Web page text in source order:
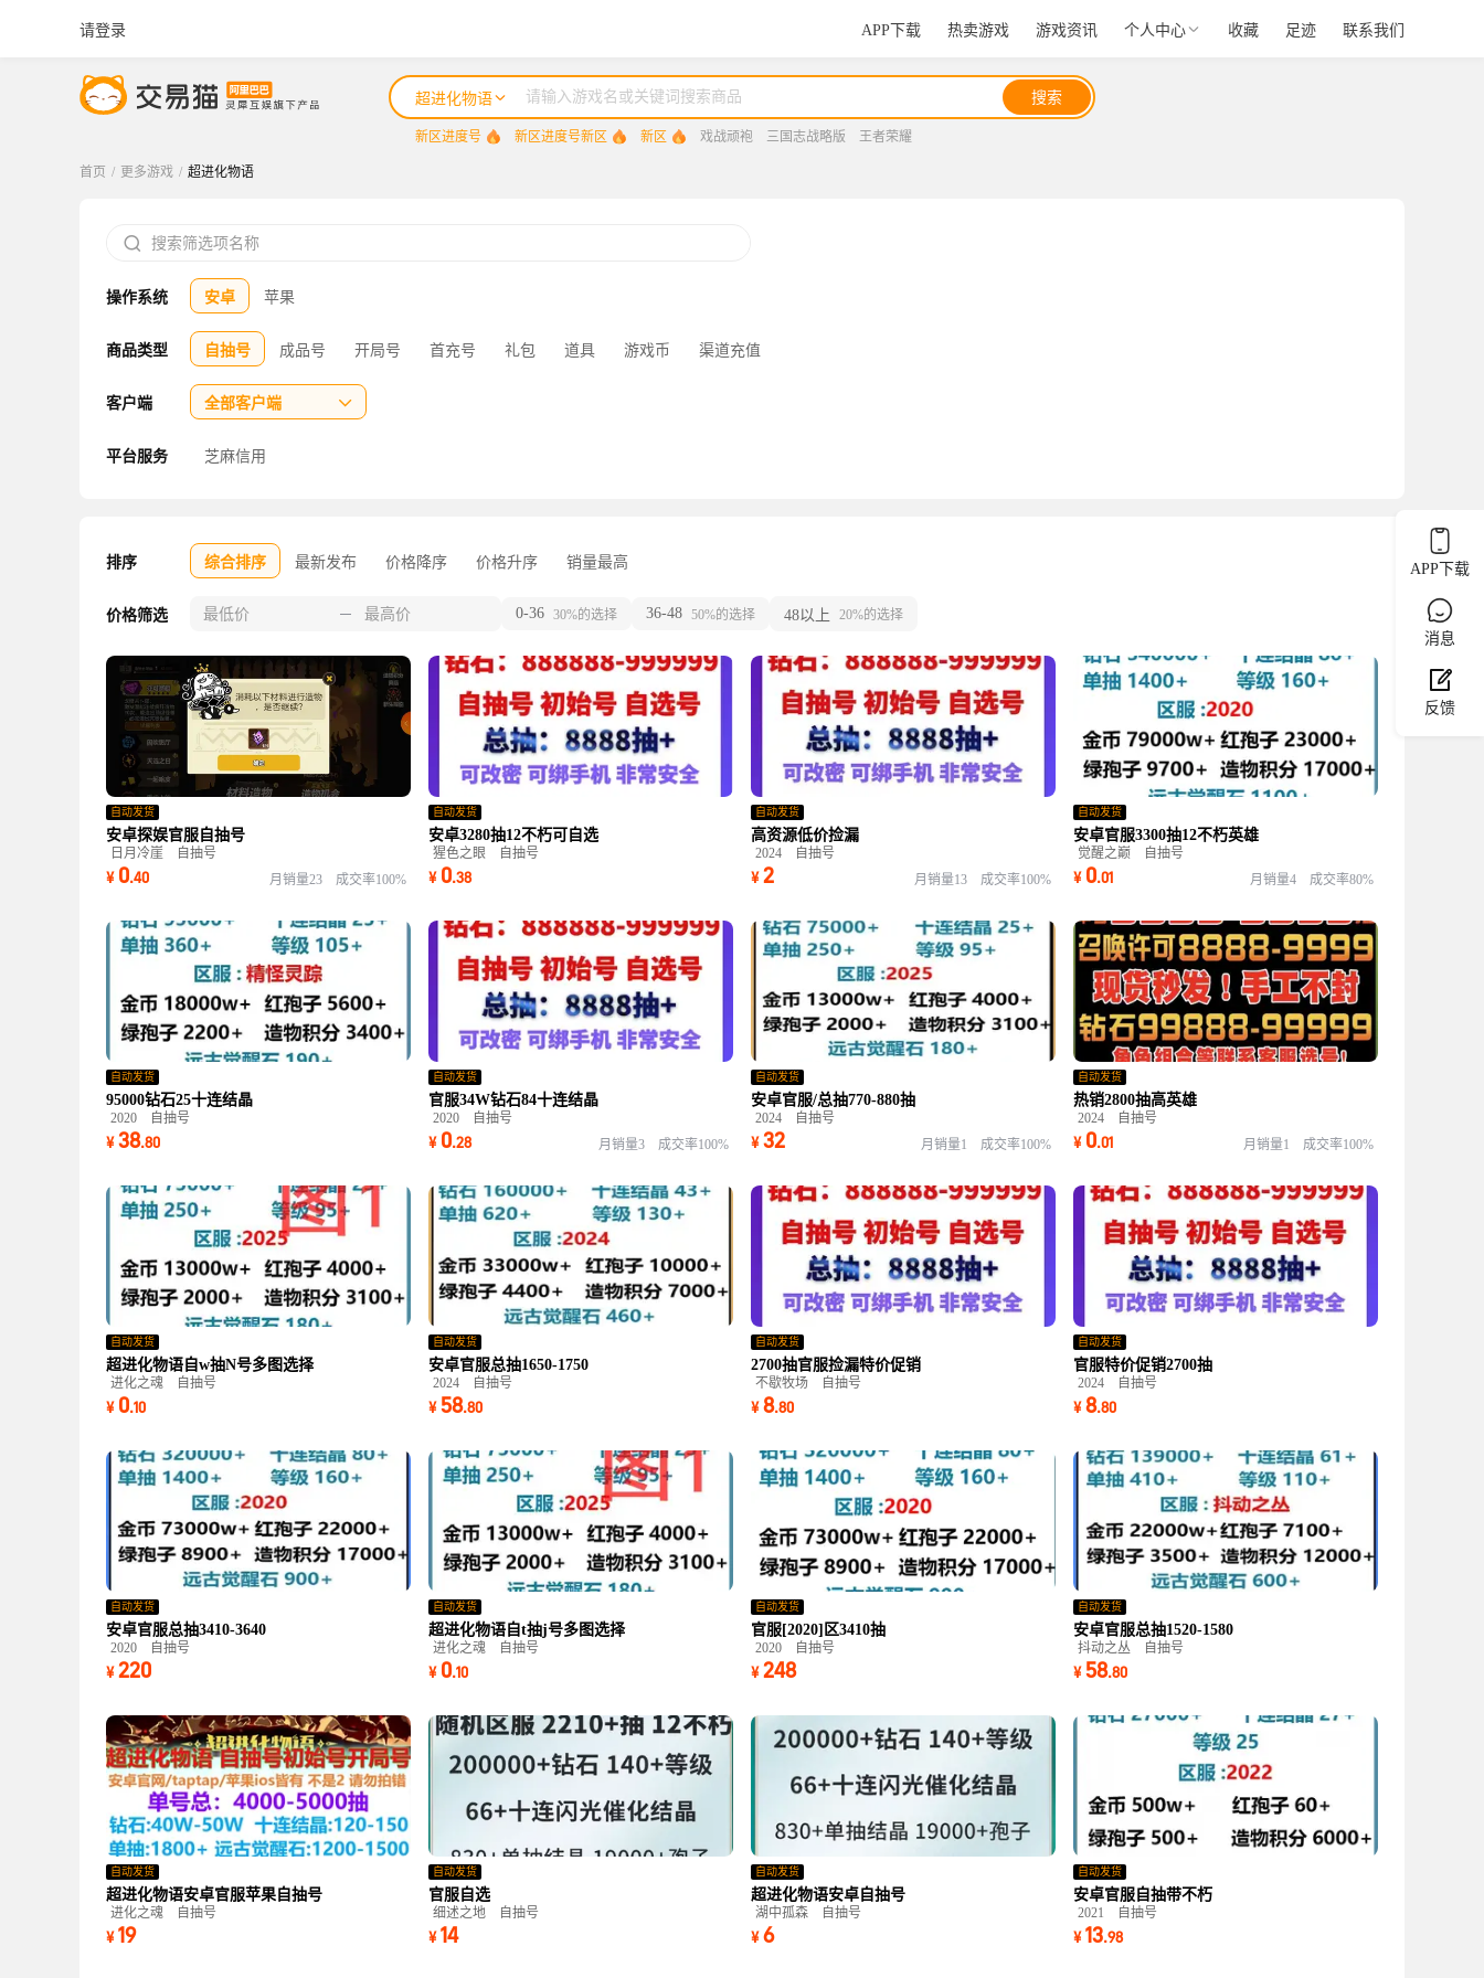
APP下载
消息
反馈
请登录 APP下载 热卖游戏 游戏资讯 个人中心 收藏 足迹 联系我们
超进化物语 搜索
新区进度号 新区进度号新区 新区 戏战顽袍 三国志战略版 王者荣耀
戏战顽袍 三角洲行动
首页 / 更多游戏 / 超进化物语

操作系统 安卓 苹果
商品类型 自抽号 成品号 开局号 首充号 礼包 道具 游戏币 渠道充值
客户端 全部客户端 
平台服务 芝麻信用
排序 综合排序 最新发布 价格降序 价格升序 销量最高
价格筛选 0-36 30%的选择 36-48 50%的选择 48以上 20%的选择
自动发货
安卓探娱官服自抽号
日月冷崖 自抽号
¥ 0.40 月销量23 成交率100%
自动发货
安卓3280抽12不朽可自选
猩色之眼 自抽号
¥ 0.38
自动发货
高资源低价捡漏
2024 自抽号
¥ 2 月销量13 成交率100%
自动发货
安卓官服3300抽12不朽英雄
觉醒之巅 自抽号
¥ 0.01 月销量4 成交率80%
自动发货
95000钻石25十连结晶
2020 自抽号
¥ 38.80
自动发货
官服34W钻石84十连结晶
2020 自抽号
¥ 0.28 月销量3 成交率100%
自动发货
安卓官服/总抽770-880抽
2024 自抽号
¥ 32 月销量1 成交率100%
自动发货
热销2800抽高英雄
2024 自抽号
¥ 0.01 月销量1 成交率100%
自动发货
超进化物语自w抽N号多图选择
进化之魂 自抽号
¥ 0.10
自动发货
安卓官服总抽1650-1750
2024 自抽号
¥ 58.80
自动发货
2700抽官服捡漏特价促销
不歇牧场 自抽号
¥ 8.80
自动发货
官服特价促销2700抽
2024 自抽号
¥ 8.80
自动发货
安卓官服总抽3410-3640
2020 自抽号
¥ 220
自动发货
超进化物语自t抽j号多图选择
进化之魂 自抽号
¥ 0.10
自动发货
官服[2020]区3410抽
2020 自抽号
¥ 248
自动发货
安卓官服总抽1520-1580
抖动之丛 自抽号
¥ 58.80
自动发货
超进化物语安卓官服苹果自抽号
进化之魂 自抽号
¥ 19
自动发货
官服自选
细述之地 自抽号
¥ 14
自动发货
超进化物语安卓自抽号
湖中孤森 自抽号
¥ 6
自动发货
安卓官服自抽带不朽
2021 自抽号
¥ 13.98